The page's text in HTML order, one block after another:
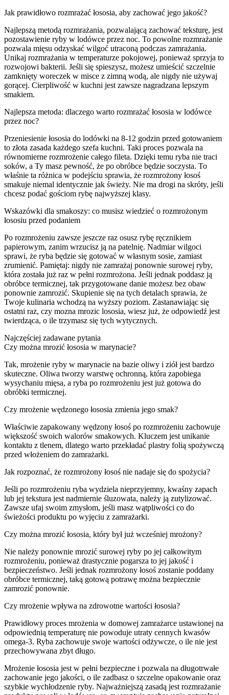
Jak prawidłowo rozmrażać łososia, aby zachować jego jakość?
Najlepszą metodą rozmrażania, pozwalającą zachować teksturę, jest
pozostawienie ryby w lodówce przez noc. To powolne rozmrażanie
pozwala mięsu odzyskać wilgoć utraconą podczas zamrażania.
Unikaj rozmrażania w temperaturze pokojowej, ponieważ sprzyja to
rozwojowi bakterii. Jeśli się spieszysz, możesz umieścić szczelnie
zamknięty woreczek w misce z zimną wodą, ale nigdy nie używaj
gorącej. Cierpliwość w kuchni jest zawsze nagradzana lepszym
smakiem.
Najlepsza metoda: dlaczego warto rozmrażać łososia w lodówce
przez noc?
Przeniesienie łososia do lodówki na 8-12 godzin przed gotowaniem
to złota zasada każdego szefa kuchni. Taki proces pozwala na
równomierne rozmrożenie całego fileta. Dzięki temu ryba nie traci
soków, a Ty masz pewność, że po obróbce będzie soczysta. To
właśnie ta różnica w podejściu sprawia, że rozmrożony łosoś
smakuje niemal identycznie jak świeży. Nie ma drogi na skróty, jeśli
chcesz podać gościom rybę najwyższej klasy.
Wskazówki dla smakoszy: co musisz wiedzieć o rozmrożonym
łososiu przed podaniem
Po rozmrożeniu zawsze jeszcze raz osusz rybę ręcznikiem
papierowym, zanim wrzucisz ją na patelnię. Nadmiar wilgoci
sprawi, że ryba będzie się gotować w własnym sosie, zamiast
zrumienić. Pamiętaj: nigdy nie zamrażaj ponownie surowej ryby,
która została już raz w pełni rozmrożona. Jeśli jednak poddasz ją
obróbce termicznej, tak przygotowane danie możesz bez obaw
ponownie zamrozić. Skupienie się na tych detalach sprawia, że
Twoje kulinaria wchodzą na wyższy poziom. Zastanawiając się
ostatni raz, czy mozna mrozic lososia, wiesz już, że odpowiedź jest
twierdząca, o ile trzymasz się tych wytycznych.
Najczęściej zadawane pytania
Czy można mrozić łososia w marynacie?
Tak, mrożenie ryby w marynacie na bazie oliwy i ziół jest bardzo
skuteczne. Oliwa tworzy warstwę ochronną, która zapobiega
wysychaniu mięsa, a ryba po rozmrożeniu jest już gotowa do
obróbki termicznej.
Czy mrożenie wędzonego łososia zmienia jego smak?
Właściwie zapakowany wędzony łosoś po rozmrożeniu zachowuje
większość swoich walorów smakowych. Kluczem jest unikanie
kontaktu z tlenem, dlatego warto przekładać plastry folią spożywczą
przed włożeniem do zamrażarki.
Jak rozpoznać, że rozmrożony łosoś nie nadaje się do spożycia?
Jeśli po rozmrożeniu ryba wydziela nieprzyjemny, kwaśny zapach
lub jej tekstura jest nadmiernie śluzowata, należy ją zutylizować.
Zawsze ufaj swoim zmysłom, jeśli masz wątpliwości co do
świeżości produktu po wyjęciu z zamrażarki.
Czy można mrozić łososia, który był już wcześniej mrożony?
Nie należy ponownie mrozić surowej ryby po jej całkowitym
rozmrożeniu, ponieważ drastycznie pogarsza to jej jakość i
bezpieczeństwo. Jeśli jednak rozmrożony łosoś zostanie poddany
obróbce termicznej, taką gotową potrawę można bezpiecznie
zamrozić ponownie.
Czy mrożenie wpływa na zdrowotne wartości łososia?
Prawidłowy proces mrożenia w domowej zamrażarce ustawionej na
odpowiednią temperaturę nie powoduje utraty cennych kwasów
omega-3. Ryba zachowuje swoje wartości odżywcze, o ile nie jest
przechowywana zbyt długo.
Mrożenie łososia jest w pełni bezpieczne i pozwala na długotrwałe
zachowanie jego jakości, o ile zadbasz o szczelne opakowanie oraz
szybkie wychłodzenie ryby. Najważniejszą zasadą jest rozmrażanie